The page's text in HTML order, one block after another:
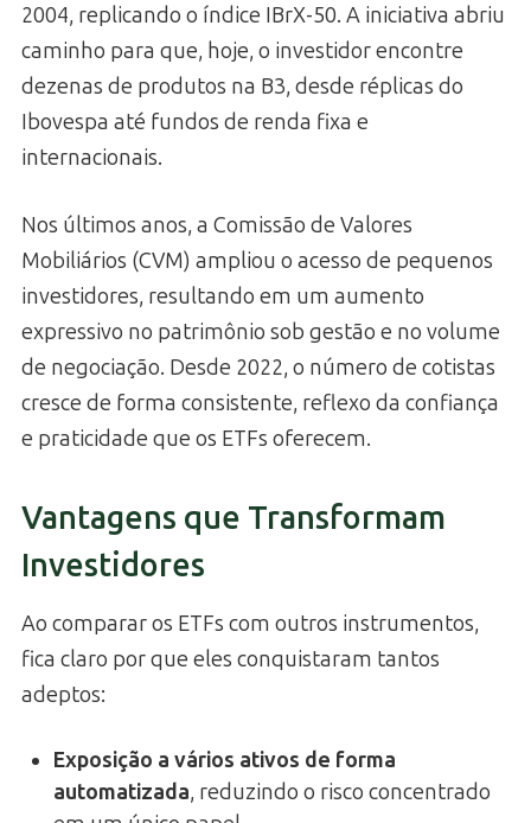
2004, replicando o índice IBrX-50. A iniciativa abriu
caminho para que, hoje, o investidor encontre
dezenas de produtos na B3, desde réplicas do
Ibovespa até fundos de renda fixa e
internacionais.
Nos últimos anos, a Comissão de Valores
Mobiliários (CVM) ampliou o acesso de pequenos
investidores, resultando em um aumento
expressivo no patrimônio sob gestão e no volume
de negociação. Desde 2022, o número de cotistas
cresce de forma consistente, reflexo da confiança
e praticidade que os ETFs oferecem.
Vantagens que Transformam
Investidores
Ao comparar os ETFs com outros instrumentos,
fica claro por que eles conquistaram tantos
adeptos:
Exposição a vários ativos de forma
automatizada, reduzindo o risco concentrado